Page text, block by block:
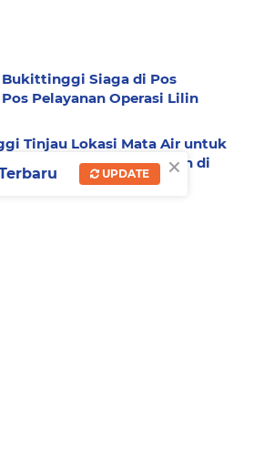
Bukittinggi Siaga di Pos
Pelayanan Operasi Lilin
Tinjau Lokasi Mata Air untuk
Bor Bantuan Air Bersih di
×
UPDATE